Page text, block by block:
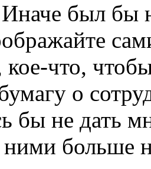
Иначе был бы
что,
о
бы не дать
ними больше